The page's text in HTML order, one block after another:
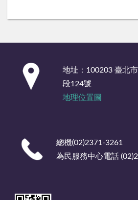
地址：100203 臺北
段124號
地理位置圖
總機(02)2371-3261
為民服務中心電話